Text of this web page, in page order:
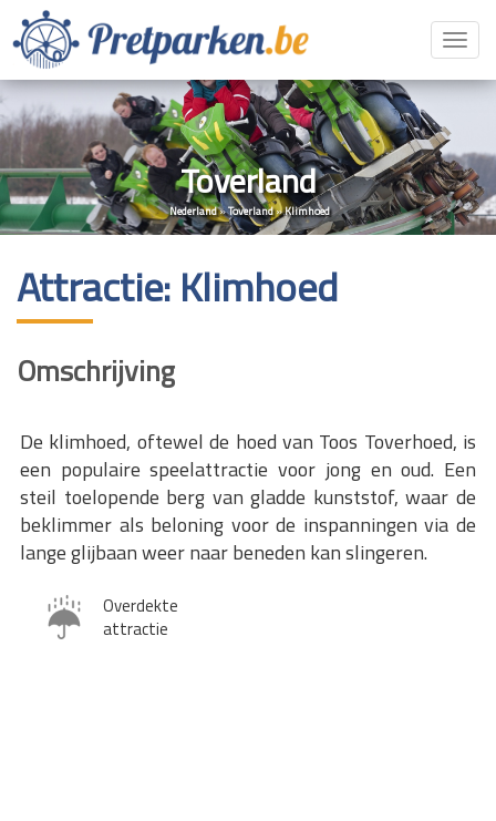
Toverland
Nederland»Toverland»Klimhoed
Attractie: Klimhoed
Omschrijving
De klimhoed, oftewel de hoed van Toos Toverhoed, is
een populaire speelattractie voor jong en oud. Een
steil toelopende berg van gladde kunststof, waar de
beklimmer als beloning voor de inspanningen via de
lange glijbaan weer naar beneden kan slingeren.
Overdekte
attractie